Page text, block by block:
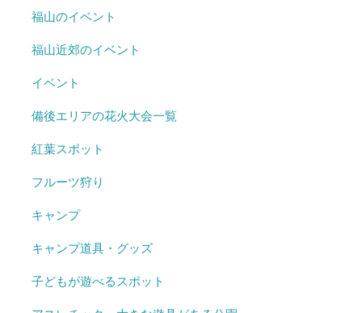
福山のイベント
福山近郊のイベント
イベント
備後エリアの花火大会一覧
紅葉スポット
フルーツ狩り
キャンプ
キャンプ道具・グッズ
子どもが遊べるスポット